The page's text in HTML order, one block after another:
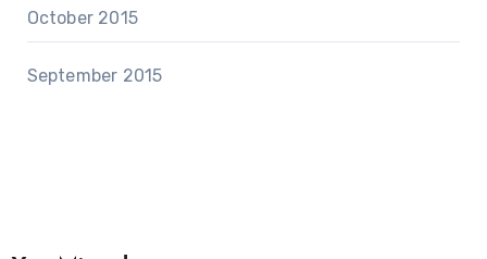
October 2015
September 2015